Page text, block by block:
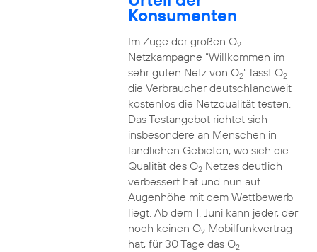
Konsumenten
Im Zuge der großen O2
Netzkampagne “Willkommen im
sehr guten Netz von O2” lässt O2
die Verbraucher deutschlandweit
kostenlos die Netzqualität testen.
Das Testangebot richtet sich
insbesondere an Menschen in
ländlichen Gebieten, wo sich die
Qualität des O2Netzes deutlich
verbessert hat und nun auf
Augenhöhe mit dem Wettbewerb
liegt. Ab dem 1. Juni kann jeder, der
noch keinen O2Mobilfunkvertrag
hat, für 30 Tage das O2